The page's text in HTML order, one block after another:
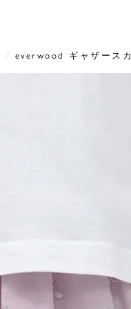
everwood ギャザース